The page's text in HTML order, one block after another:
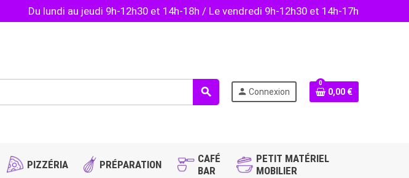
Du lundi au jeudi 9h-12h30 et 14h-18h / Le vendredi 9h-12h30 et 14h-17h
search person Connexion
0
0,00 €
PIZZÉRIA PRÉPARATION
CAFÉ
BAR
PETIT MATÉRIEL
MOBILIER